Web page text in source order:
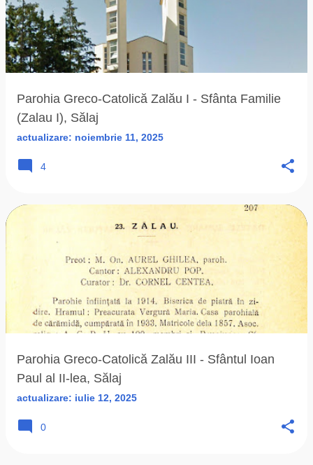
Parohia Greco-Catolică Zalău I - Sfânta Familie
(Zalau I), Sălaj
actualizare: noiembrie 11, 2025
4
Parohia Greco-Catolică Zalău III - Sfântul Ioan
Paul al II-lea, Sălaj
actualizare: iulie 12, 2025
0